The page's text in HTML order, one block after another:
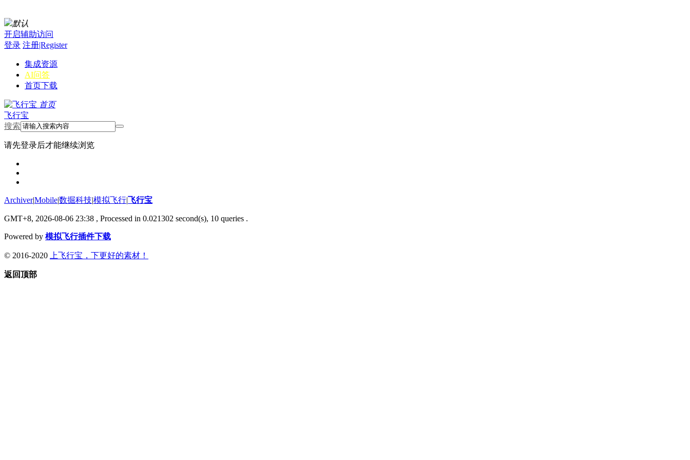
默认
开启辅助访问
登录 注册|Register
集成资源
AI问答
首页下载
首页
飞行宝
搜索
请先登录后才能继续浏览
Archiver|Mobile|数掘科技|模拟飞行|飞行宝
GMT+8, 2026-08-06 23:38 , Processed in 0.021302 second(s), 10 queries .
Powered by 模拟飞行插件下载
© 2016-2020 上飞行宝，下更好的素材！
返回顶部